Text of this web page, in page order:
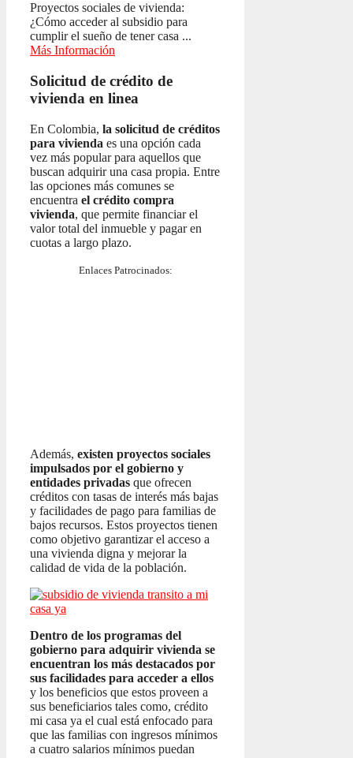
Proyectos sociales de vivienda:
¿Cómo acceder al subsidio para
cumplir el sueño de tener casa ...
Más Información
Solicitud de crédito de
vivienda en linea
En Colombia, la solicitud de créditos
para vivienda es una opción cada
vez más popular para aquellos que
buscan adquirir una casa propia. Entre
las opciones más comunes se
encuentra el crédito compra
vivienda, que permite financiar el
valor total del inmueble y pagar en
cuotas a largo plazo.
Enlaces Patrocinados:
Además, existen proyectos sociales
impulsados por el gobierno y
entidades privadas que ofrecen
créditos con tasas de interés más bajas
y facilidades de pago para familias de
bajos recursos. Estos proyectos tienen
como objetivo garantizar el acceso a
una vivienda digna y mejorar la
calidad de vida de la población.
Dentro de los programas del
gobierno para adquirir vivienda se
encuentran los más destacados por
sus facilidades para acceder a ellos
y los beneficios que estos proveen a
sus beneficiarios tales como, crédito
mi casa ya el cual está enfocado para
que las familias con ingresos mínimos
a cuatro salarios mínimos puedan